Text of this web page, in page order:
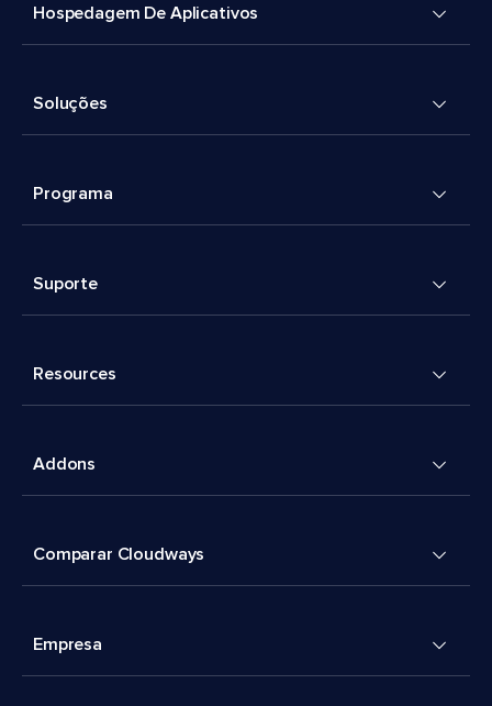
Hospedagem De Aplicativos
Soluções
Programa
Suporte
Resources
Addons
Comparar Cloudways
Empresa